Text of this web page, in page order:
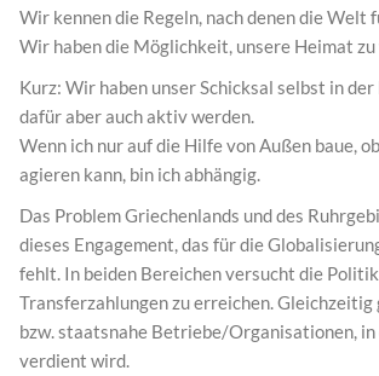
Wir kennen die Regeln, nach denen die Welt
Wir haben die Möglichkeit, unsere Heimat zu
Kurz: Wir haben unser Schicksal selbst in der
dafür aber auch aktiv werden.
Wenn ich nur auf die Hilfe von Außen baue,
agieren kann, bin ich abhängig.
Das Problem Griechenlands und des
dieses Engagement, das für die
fehlt. In beiden Bereichen versucht die
Transferzahlungen zu erreichen.
bzw. staatsnahe Betriebe/Organisationen, in
verdient wird.